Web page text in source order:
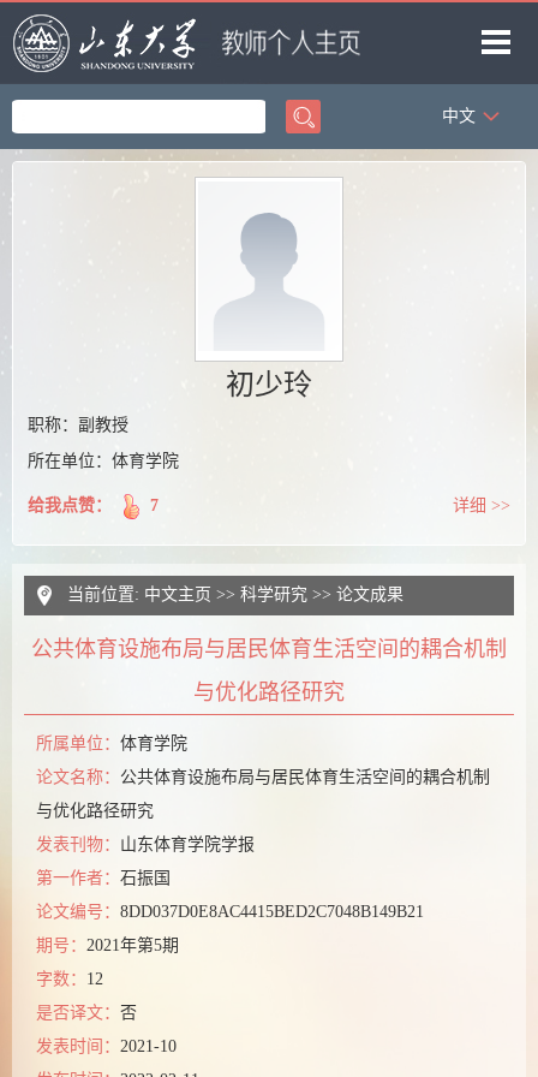
首页
中文
初少玲
职称：副教授
所在单位：体育学院
给我点赞： 7 详细 >>
当前位置: 中文主页 >> 科学研究 >> 论文成果
公共体育设施布局与居民体育生活空间的耦合机制
与优化路径研究
所属单位： 体育学院
论文名称： 公共体育设施布局与居民体育生活空间的耦合机制
与优化路径研究
发表刊物： 山东体育学院学报
第一作者： 石振国
论文编号： 8DD037D0E8AC4415BED2C7048B149B21
期号： 2021年第5期
字数： 12
是否译文： 否
发表时间： 2021-10